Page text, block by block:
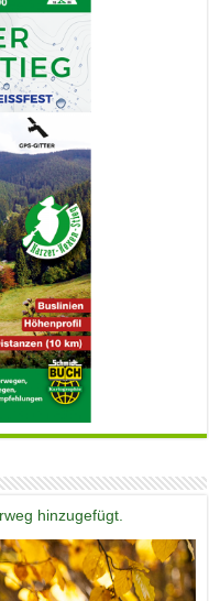
hinzugefügt.